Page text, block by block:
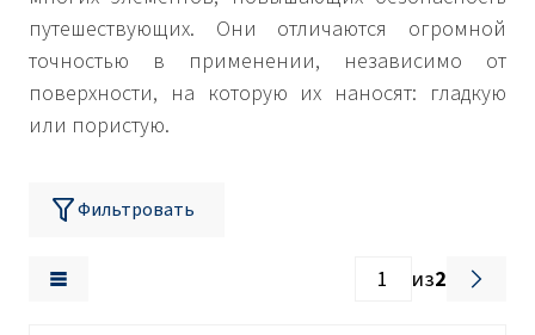
путешествующих. Они отличаются огромной
точностью в применении, независимо от
поверхности, на которую их наносят: гладкую
или пористую.
Фильтровать
из2